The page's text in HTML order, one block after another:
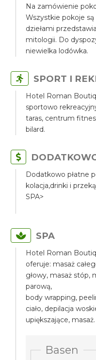
Na zamówienie
Wszystkie pokoje
dziełami
mitologii. Do
niewielka lodówka.
SPORT I
Hotel Roman
sportowo
taras, centrum
bilard.
Dodatkowo płatne
kolacja,drinki i
SPA>
SPA
Hotel Roman
oferuje: masaż
głowy, masaż stóp,
parową,
body wrapping,
ciało, depilacja
upiększające, masaż.
Basen